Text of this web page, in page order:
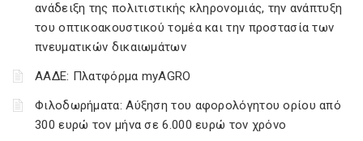
ανάδειξη της πολιτιστικής κληρονομιάς, την ανάπτυξη
του οπτικοακουστικού τομέα και την προστασία των
πνευματικών δικαιωμάτων
ΑΑΔΕ: Πλατφόρμα myAGRO
Φιλοδωρήματα: Αύξηση του αφορολόγητου ορίου από
300 ευρώ τον μήνα σε 6.000 ευρώ τον χρόνο